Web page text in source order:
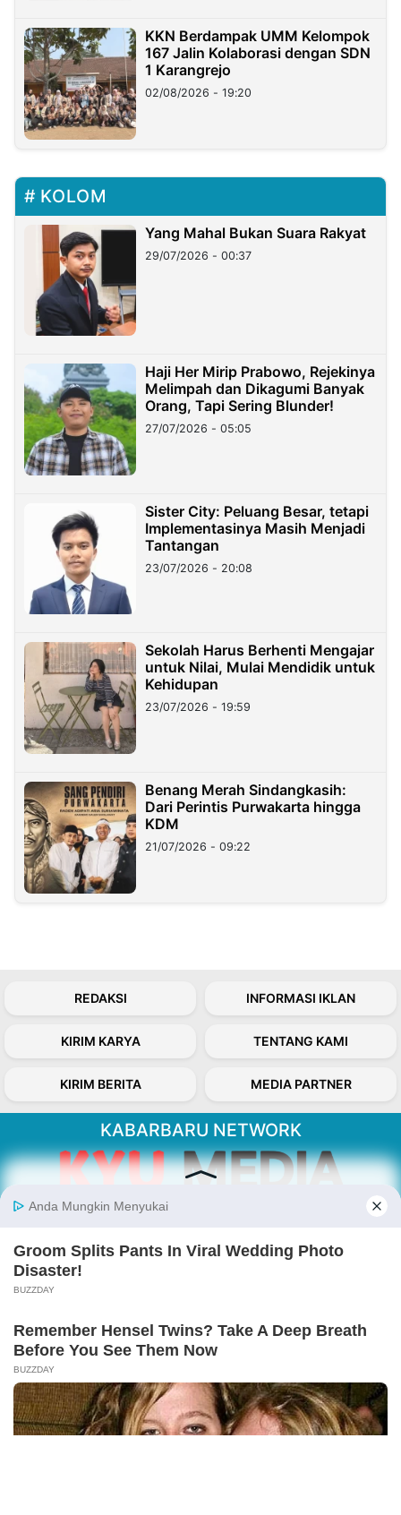
KKN Berdampak UMM Kelompok
167 Jalin Kolaborasi dengan SDN
1 Karangrejo
02/08/2026 - 19:20
KOLOM
Yang Mahal Bukan Suara Rakyat
29/07/2026 - 00:37
Haji Her Mirip Prabowo, Rejekinya
Melimpah dan Dikagumi Banyak
Orang, Tapi Sering Blunder!
27/07/2026 - 05:05
Sister City: Peluang Besar, tetapi
Implementasinya Masih Menjadi
Tantangan
23/07/2026 - 20:08
Sekolah Harus Berhenti Mengajar
untuk Nilai, Mulai Mendidik untuk
Kehidupan
23/07/2026 - 19:59
Benang Merah Sindangkasih:
Dari Perintis Purwakarta hingga
KDM
21/07/2026 - 09:22
REDAKSI INFORMASI IKLAN
KIRIM KARYA TENTANG KAMI
KIRIM BERITA MEDIA PARTNER
KABARBARU NETWORK
Follow Kabarbaru